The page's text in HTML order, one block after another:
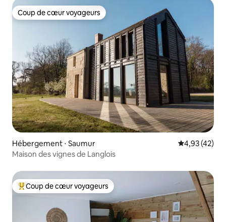
Coup de cœur voyageurs
Coup de cœur voyageurs
Hébergement ⋅ Saumur Évaluation
4,93 (42)
Maison des vignes de Langlois
Coups de cœur voyageurs les plus appréciés
Coup de cœur voyageurs